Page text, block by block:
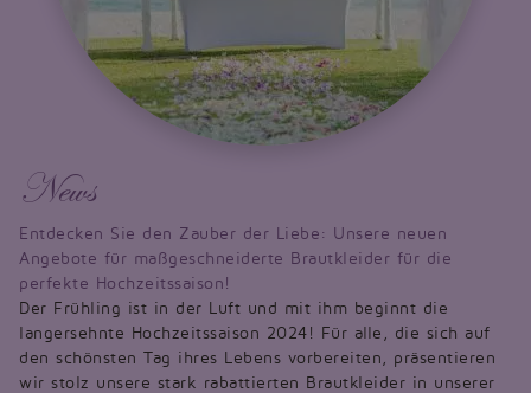
News
Entdecken Sie den Zauber der Liebe: Unsere neuen
Angebote für maßgeschneiderte Brautkleider für die
perfekte Hochzeitssaison!
Der Frühling ist in der Luft und mit ihm beginnt die
langersehnte Hochzeitssaison 2024! Für alle, die sich auf
den schönsten Tag ihres Lebens vorbereiten, präsentieren
wir stolz unsere stark rabattierten Brautkleider in unserer